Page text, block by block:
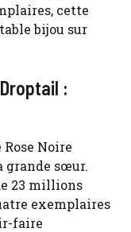
cette
bijou sur
:
Noire
grande sœur.
23 millions
exemplaires
faire